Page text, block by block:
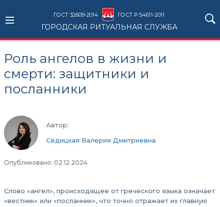
ГОСТ 32609-2014 ГОСТ Р 54611-2011
ГОРОДСКАЯ РИТУАЛЬНАЯ СЛУЖБА
Роль ангелов в жизни и
смерти: защитники и
посланники
Автор:
Седицкая Валерия Дмитриевна
Опубликовано: 02.12.2024
Слово «ангел», происходящее от греческого языка означает
«вестник» или «посланник», что точно отражает их главную